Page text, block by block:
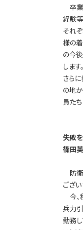
卒業
経験
それ
様の
の今
しま
さら
の地
員た
失敗
篠田
防衛
ござい
今、
兵力
勤務し